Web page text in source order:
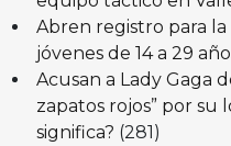
Abren registro para la
jóvenes de 14 a 29
Acusan a Lady Gaga
zapatos rojos” por su
significa? (281)